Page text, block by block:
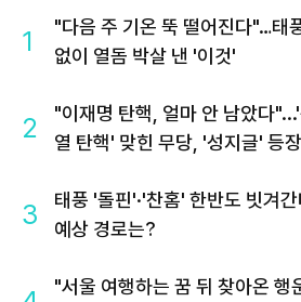
1
"다음 주 기온 뚝 떨어진다"…태
없이 열돔 박살 낸 '이것'
2
"이재명 탄핵, 얼마 안 남았다
열 탄핵' 맞힌 무당, '성지글' 등장
3
태풍 '돌핀'·'찬홈' 한반도 빗겨
예상 경로는?
"서울 여행하는 꿈 뒤 찾아온 행